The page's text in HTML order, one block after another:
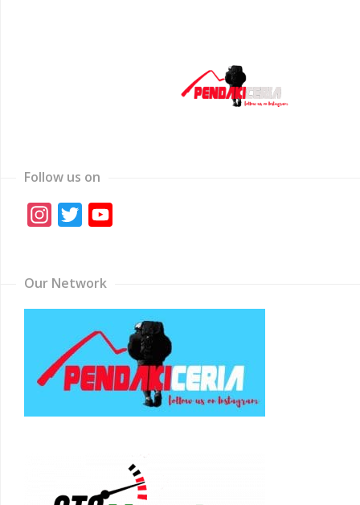
Follow us on
Instagram
Twitter
Our Network